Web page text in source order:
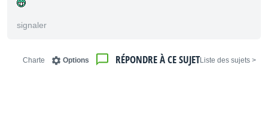
signaler
< Liste des sujets
RÉPONDRE À CE SUJET
Options
Charte